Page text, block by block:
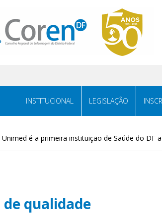
INSTITUCIONAL LEGISLAÇÃO
Unimed é a primeira instituição de Saúde do DF
de qualidade